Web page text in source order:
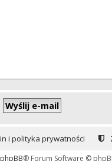
i polityka prywatności
phpBB® Forum Software ©